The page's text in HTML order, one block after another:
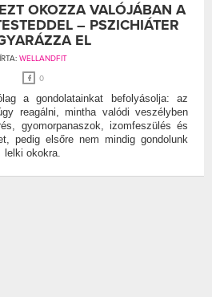
OKOZZA VALÓJÁBAN A
– PSZICHIÁTER
EL
ÍRTA: WELLANDFIT
0
a gondolatainkat befolyásolja: az
reagálni, mintha valódi veszélyben
gyomorpanaszok, izomfeszülés és
pedig elsőre nem mindig gondolunk
lelki okokra.